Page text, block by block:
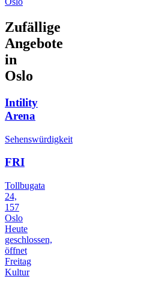
Zufällige
Angebote
in
Oslo
Intility
Arena
Sehenswürdigkeit
FRI
Tollbugata
24,
157
Oslo
Heute
geschlossen,
öffnet
Freitag
Kultur